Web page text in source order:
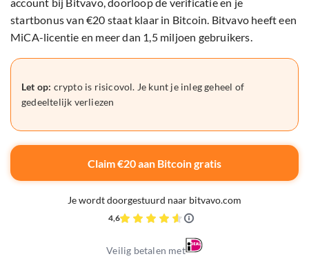
startbonus van €20 staat klaar in Bitcoin. Bitvavo heeft een
MiCA-licentie en meer dan 1,5 miljoen gebruikers.
Let op: crypto is risicovol. Je kunt je inleg geheel of
gedeeltelijk verliezen
Claim €20 aan Bitcoin gratis
Je wordt doorgestuurd naar bitvavo.com
4,6
Veilig betalen met